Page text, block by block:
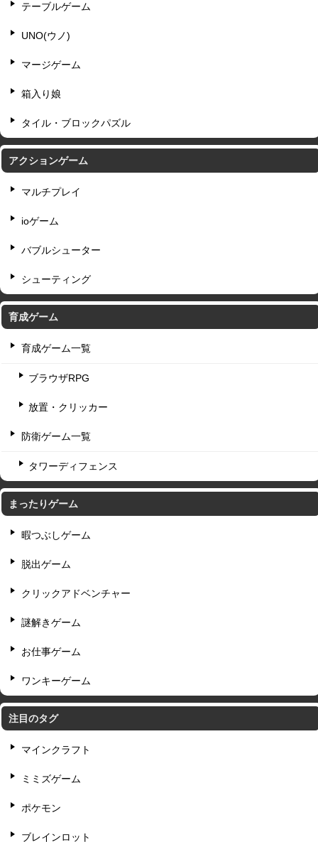
テーブルゲーム
UNO(ウノ)
マージゲーム
箱入り娘
タイル・ブロックパズル
アクションゲーム
マルチプレイ
ioゲーム
バブルシューター
シューティング
育成ゲーム
育成ゲーム一覧
ブラウザRPG
放置・クリッカー
防衛ゲーム一覧
タワーディフェンス
まったりゲーム
暇つぶしゲーム
脱出ゲーム
クリックアドベンチャー
謎解きゲーム
お仕事ゲーム
ワンキーゲーム
注目のタグ
マインクラフト
ミミズゲーム
ポケモン
ブレインロット